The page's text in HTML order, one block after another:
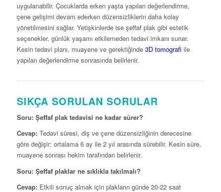
uygulanabilir. Çocuklarda erken yaşta yapılan değerlendirme,
çene gelişimi devam ederken düzensizliklerin daha kolay
yönetilmesini sağlar. Yetişkinlerde ise şeffaf plak gibi estetik
seçenekler, günlük yaşamı etkilemeden tedavi imkanı sunar.
Kesin tedavi planı, muayene ve gerektiğinde 3D tomografiile
yapılan değerlendirme sonrasında belirlenir.
SIKÇA SORULAN SORULAR
Soru: Şeffaf plak tedavisi ne kadar sürer?
Cevap:Tedavi süresi, diş ve çene düzensizliğinin derecesine
göre değişir; ortalama 6 ay ile 2 yıl arasında sürebilir. Kesin süre,
muayene sonrası hekim tarafından belirlenir.
Soru: Şeffaf plaklar ne sıklıkla takılmalı?
Cevap:Etkili sonuç almak için plakların günde 20-22 saat